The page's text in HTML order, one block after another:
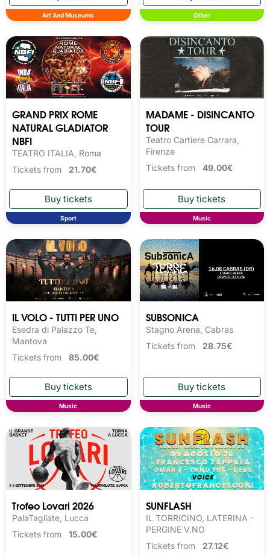
Art And Museums Other
GRAND PRIX ROME
NATURAL GLADIATOR
NBFI
TEATRO ITALIA, Roma
Tickets from 21.70€
Sport
MADAME - DISINCANTO
TOUR
Teatro Cartiere Carrara,
Firenze
Tickets from 49.00€
Music
IL VOLO - TUTTI PER UNO
Esedra di Palazzo Te,
Mantova
Tickets from 85.00€
Music
SUBSONICA
Stagno Arena, Cabras
Tickets from 28.75€
Music
Trofeo Lovari 2026
PalaTagliate, Lucca
Tickets from 15.00€
SUNFLASH
IL TORRICINO, LATERINA -
PERGINE V.NO
Tickets from 27.12€